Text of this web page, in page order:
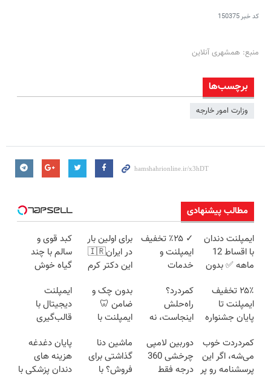
کد خبر150375
منبع: همشهری آنلاین
برچسب‌ها
وزارت امور خارجه
مطالب پیشنهادی
ایمپلنت دندان
با اقساط 12
ماهه ✅ بدون
ضامن
✓ ٪۲۵ تخفیف
ایمپلنت و
خدمات
برای اولین بار
در ایران🇮🇷
این دکتر کرم
روزه ساخت!
کبد قوی و
سالم با چند
گیاه خوش
۲۵٪ تخفیف
ایمپلنت تا
پایان جشنواره
کمردرد؟
راه‌حلش
اینجاست، نه
بدون چک و
ضامن 🦷
ایمپلنت با
ایمپلنت
دیجیتال با
قالب‌گیری
مشاوره رایگان
کمردردت خوب
می‌شه، اگر این
پرسشنامه رو پر
دوربین لامپی
چرخشی 360
درجه فقط
ماشین دنا
گذاشتی برای
فروش؟ با
پایان دغدغه
هزینه های
دندان پزشکی با